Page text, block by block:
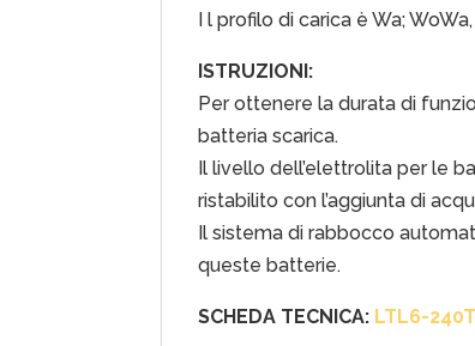
I l profilo di carica è Wa; WoWa,
ISTRUZIONI:
Per ottenere la durata di
batteria scarica.
Il livello dell’elettrolita per le
ristabilito con l’aggiunta di
Il sistema di rabbocco
queste batterie.
SCHEDA TECNICA: LTL6-240T